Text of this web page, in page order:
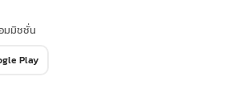
มมิชชั่น
Play